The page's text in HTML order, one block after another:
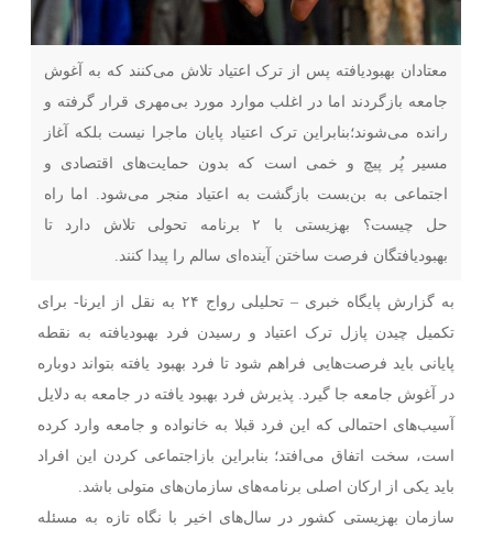
معتادان بهبودیافته پس از ترک اعتیاد تلاش می‌کنند که به آغوش
جامعه بازگردند اما در اغلب موارد مورد بی‌مهری قرار گرفته و
رانده می‌شوند؛بنابراین ترک اعتیاد پایان ماجرا نیست بلکه آغاز
مسیر پُر پیچ و خمی است که بدون حمایت‌های اقتصادی و
اجتماعی به بن‌بست بازگشت به اعتیاد منجر می‌شود. اما راه
حل چیست؟ بهزیستی با ۲ برنامه تحولی تلاش دارد تا
بهبودیافتگان فرصت ساختن آینده‌ای سالم را پیدا کنند.
به گزارش پایگاه خبری – تحلیلی رواج ۲۴ به نقل از ایرنا- برای
تکمیل چیدن پازل ترک اعتیاد و رسیدن فرد بهبودیافته به نقطه
پایانی باید فرصت‌هایی فراهم شود تا فرد بهبود یافته بتواند دوباره
در آغوش جامعه جا گیرد. پذیرش فرد بهبود یافته در جامعه به دلایل
آسیب‌های احتمالی که این فرد قبلا به خانواده و جامعه وارد کرده
است، سخت اتفاق می‌افتد؛ بنابراین بازاجتماعی کردن این افراد
باید یکی از ارکان اصلی برنامه‌های سازمان‌های متولی باشد.
سازمان بهزیستی کشور در سال‌های اخیر با نگاه تازه به مسئله